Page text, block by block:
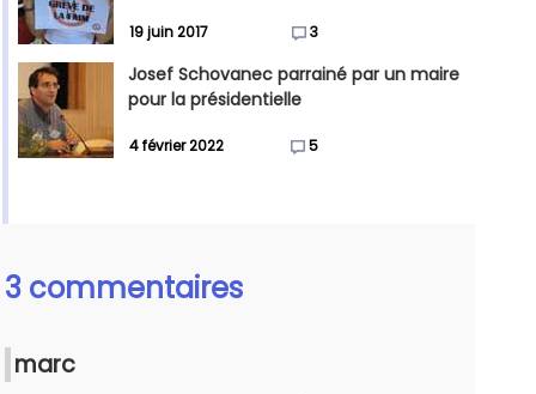
19 juin 2017 3
Josef Schovanec parrainé par un maire
pour la présidentielle
4 février 2022 5
3 commentaires
marc